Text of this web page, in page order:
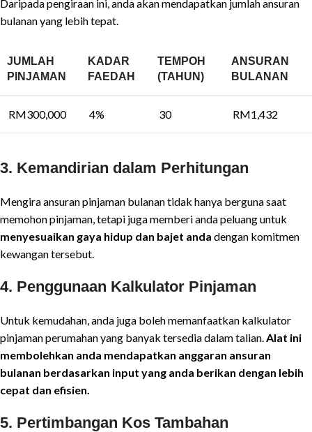
Daripada pengiraan ini, anda akan mendapatkan jumlah ansuran
bulanan yang lebih tepat.
JUMLAH
PINJAMAN
KADAR
FAEDAH
TEMPOH
(TAHUN)
ANSURAN
BULANAN
RM300,000 4% 30 RM1,432
3. Kemandirian dalam Perhitungan
Mengira ansuran pinjaman bulanan tidak hanya berguna saat
memohon pinjaman, tetapi juga memberi anda peluang untuk
menyesuaikan gaya hidup dan bajet anda dengan komitmen
kewangan tersebut.
4. Penggunaan Kalkulator Pinjaman
Untuk kemudahan, anda juga boleh memanfaatkan kalkulator
pinjaman perumahan yang banyak tersedia dalam talian. Alat ini
membolehkan anda mendapatkan anggaran ansuran
bulanan berdasarkan input yang anda berikan dengan lebih
cepat dan efisien.
5. Pertimbangan Kos Tambahan